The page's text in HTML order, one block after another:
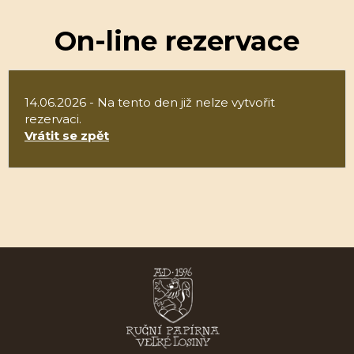
On-line rezervace
14.06.2026 - Na tento den již nelze vytvořit
rezervaci.
Vrátit se zpět